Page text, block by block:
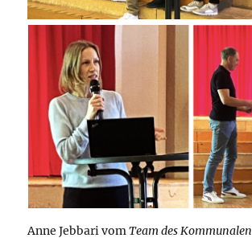
Anne Jebbari vomTeam des Kommunalen